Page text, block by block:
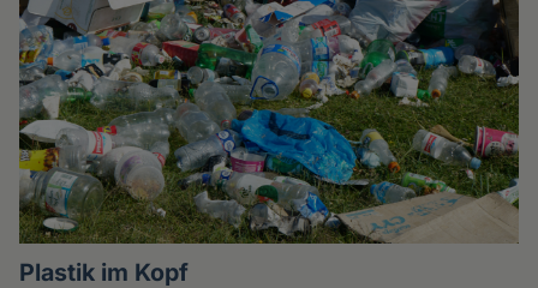
Plastik im Kopf